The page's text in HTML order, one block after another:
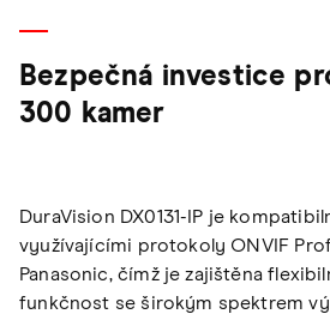
Bezpečná investice
300 kamer
DuraVision DX0131-IP je
využívajícími protokoly ONVIF
Panasonic, čímž je zajištěna
funkčnost se širokým spektrem